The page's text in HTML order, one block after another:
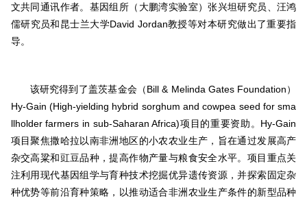
文共同通讯作者。基因组所（大鹏湾实验室）张兴坦研究员、汪鸿
儒研究员和昆士兰大学David Jordan教授等对本研究做出了重要指
导。
该研究得到了盖茨基金会（Bill & Melinda Gates Foundation）
Hy-Gain (High-yielding hybrid sorghum and cowpea seed for sma
llholder farmers in sub-Saharan Africa)项目的重要资助。Hy-Gain
项目聚焦撒哈拉以南非洲地区的小农农业生产，旨在通过发展高产
杂交高粱和豇豆品种，提高作物产量与粮食安全水平。项目重点关
注利用现代基因组学与育种技术挖掘优异遗传资源，并探索固定杂
种优势等前沿育种策略，以推动适合非洲农业生产条件的新型品种